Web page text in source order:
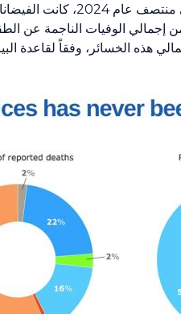
وفي الفترة من عام
إذ أسهمت في 57% من إجمالي